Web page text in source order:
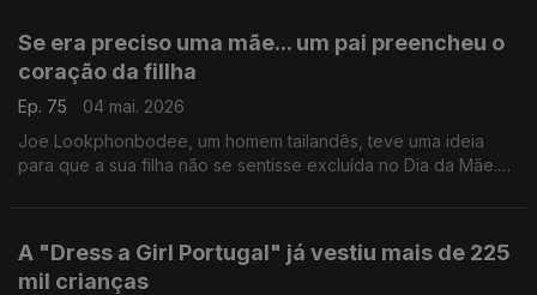
Se era preciso uma mãe... um pai preencheu o
coração da fillha
Ep. 75
04 mai. 2026
Joe Lookphonbodee, um homem tailandês, teve uma ideia
para que a sua filha não se sentisse excluída no Dia da Mãe.
A "Dress a Girl Portugal" já vestiu mais de 225
mil crianças